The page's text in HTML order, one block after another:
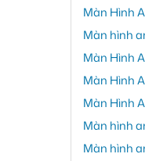
Màn Hình
Màn hình
Màn Hình
Màn Hình
Màn Hình
Màn hình
Màn hình